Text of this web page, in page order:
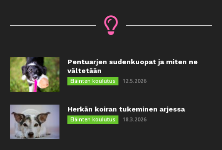
Pentuarjen sudenkuopat ja miten ne
vältetään
Eläinten koulutus 12.5.2026
Herkän koiran tukeminen arjessa
Eläinten koulutus 18.3.2026